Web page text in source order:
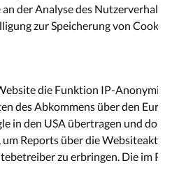
der Analyse des
zur Speicherung von
die Funktion IP-
des Abkommens über den
in den USA übertragen und
Reports über die
zu erbringen. Die im